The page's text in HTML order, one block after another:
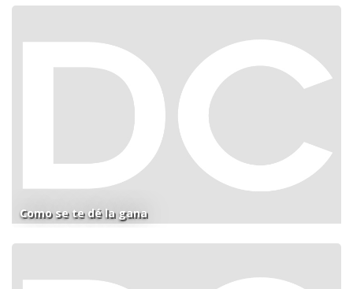
Como se te dé la gana